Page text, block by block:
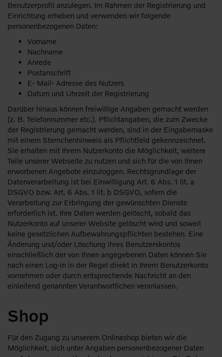
Benutzerprofil anzulegen. Im Rahmen der Registrierung und
Einrichtung erheben und verwenden wir folgende
personenbezogenen Daten:
Vorname
Nachname
Anrede
Postanschrift
E- Mail- Adresse des Nutzers
Datum und Uhrzeit der Registrierung
Darüber hinaus können freiwillige Angaben gemacht werden
(z. B. Telefonnummer etc.). Pflichtangaben, die zum Zwecke
der Registrierung gemacht werden, sind in der Eingabemaske
mit einem Sternchenhinweis als Pflichtfeld gekennzeichnet.
Sie erhalten mit Ihrem Nutzerkonto die Möglichkeit, weitere
Teile unserer Webseite zu nutzen und sich für die von Ihnen
erworbenen Angebote einzuloggen. Rechtsgrundlage der
Datenverarbeitung ist bei Einwilligung Art. 6 Abs. 1 lit. a
DSGVO bzw. Art. 6 Abs. 1 lit. b DSGVO, sofern die
Verarbeitung zur Erbringung der gewünschten Dienste
erforderlich ist. Ihre Daten werden gelöscht, sobald das
Nutzerkonto auf unserer Website gelöscht wird und soweit
keine gesetzlichen Aufbewahrungspflichten bestehen. Eine
Änderung und/oder Löschung ihres Benutzerskontos
einschließlich der von Ihnen angegebenen Daten können Sie
nach einen Log-in in der Regel direkt in Ihrem Benutzerkonto
vornehmen oder durch entsprechende Nachricht an den
einleitend genannten Verantwortlichen veranlassen.
Shop
Für den Zugang zu unserem Onlineshop bieten wir die
Möglichkeit, sich unter Angaben personenbezogener Daten